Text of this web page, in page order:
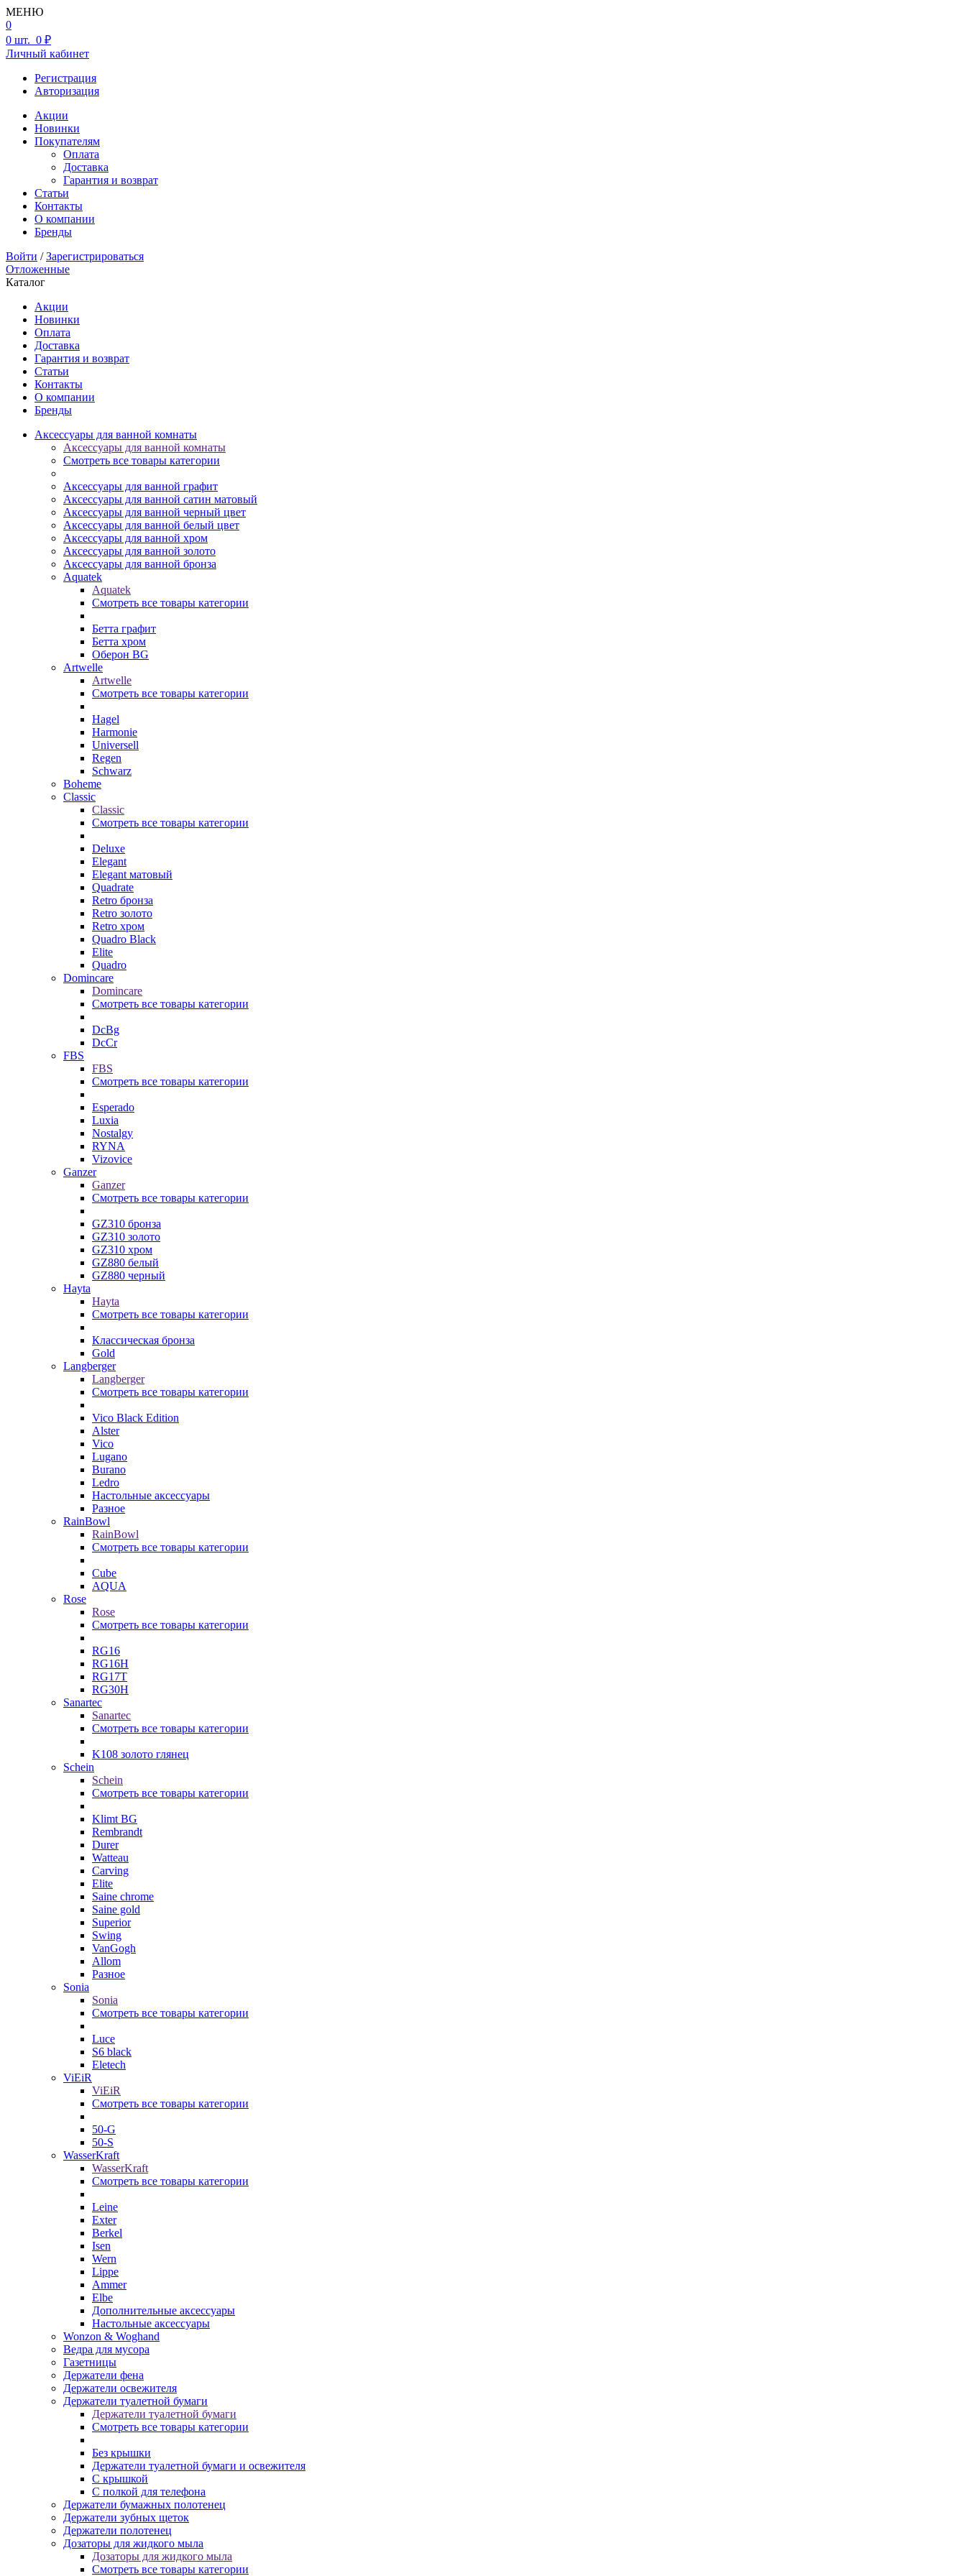
МЕНЮ
0
0 шт. 0 ₽
Личный кабинет
Регистрация
Авторизация
Акции
Новинки
Покупателям
Оплата
Доставка
Гарантия и возврат
Статьи
Контакты
О компании
Бренды
Войти /Зарегистрироваться
Отложенные
Каталог
Акции
Новинки
Оплата
Доставка
Гарантия и возврат
Статьи
Контакты
О компании
Бренды
Аксессуары для ванной комнаты
Аксессуары для ванной комнаты
Смотреть все товары категории
Аксессуары для ванной графит
Аксессуары для ванной сатин матовый
Аксессуары для ванной черный цвет
Аксессуары для ванной белый цвет
Аксессуары для ванной хром
Аксессуары для ванной золото
Аксессуары для ванной бронза
Aquatek
Aquatek
Смотреть все товары категории
Бетта графит
Бетта хром
Оберон BG
Artwelle
Artwelle
Смотреть все товары категории
Hagel
Harmonie
Universell
Regen
Schwarz
Boheme
Classic
Classic
Смотреть все товары категории
Deluxe
Elegant
Elegant матовый
Quadrate
Retro бронза
Retro золото
Retro хром
Quadro Black
Elite
Quadro
Domincare
Domincare
Смотреть все товары категории
DcBg
DcCr
FBS
FBS
Смотреть все товары категории
Esperado
Luxia
Nostalgy
RYNA
Vizovice
Ganzer
Ganzer
Смотреть все товары категории
GZ310 бронза
GZ310 золото
GZ310 хром
GZ880 белый
GZ880 черный
Hayta
Hayta
Смотреть все товары категории
Классическая бронза
Gold
Langberger
Langberger
Смотреть все товары категории
Vico Black Edition
Alster
Vico
Lugano
Burano
Ledro
Настольные аксессуары
Разное
RainBowl
RainBowl
Смотреть все товары категории
Cube
AQUA
Rose
Rose
Смотреть все товары категории
RG16
RG16H
RG17T
RG30H
Sanartec
Sanartec
Смотреть все товары категории
K108 золото глянец
Schein
Schein
Смотреть все товары категории
Klimt BG
Rembrandt
Durer
Watteau
Carving
Elite
Saine chrome
Saine gold
Superior
Swing
VanGogh
Allom
Разное
Sonia
Sonia
Смотреть все товары категории
Luce
S6 black
Eletech
ViEiR
ViEiR
Смотреть все товары категории
50-G
50-S
WasserKraft
WasserKraft
Смотреть все товары категории
Leine
Exter
Berkel
Isen
Wern
Lippe
Ammer
Elbe
Дополнительные аксессуары
Настольные аксессуары
Wonzon & Woghand
Ведра для мусора
Газетницы
Держатели фена
Держатели освежителя
Держатели туалетной бумаги
Держатели туалетной бумаги
Смотреть все товары категории
Без крышки
Держатели туалетной бумаги и освежителя
С крышкой
С полкой для телефона
Держатели бумажных полотенец
Держатели зубных щеток
Держатели полотенец
Дозаторы для жидкого мыла
Дозаторы для жидкого мыла
Смотреть все товары категории